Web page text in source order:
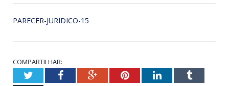
PARECER-JURIDICO-15
COMPARTILHAR:
TwitterFacebookGoogle+PinterestLinkedInTumblr